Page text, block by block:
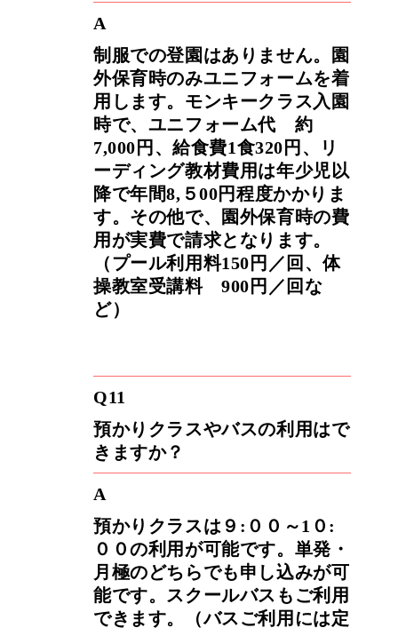
A
制服での登園はありません。園
外保育時のみユニフォームを着
用します。モンキークラス入園
時で、ユニフォーム代 約
7,000円、給食費1食320円、リ
ーディング教材費用は年少児以
降で年間8,５00円程度かかりま
す。その他で、園外保育時の費
用が実費で請求となります。
（プール利用料150円／回、体
操教室受講料 900円／回な
ど）
Q11
預かりクラスやバスの利用はで
きますか？
A
預かりクラスは９:００～1０:
００の利用が可能です。単発・
月極のどちらでも申し込みが可
能です。スクールバスもご利用
できます。（バスご利用には定